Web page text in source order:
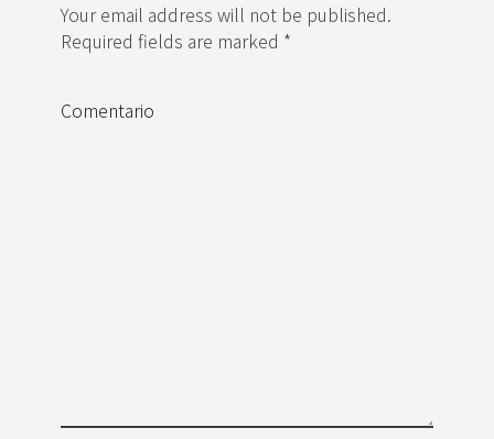
Your email address will not be published.
Required fields are marked *
Comentario